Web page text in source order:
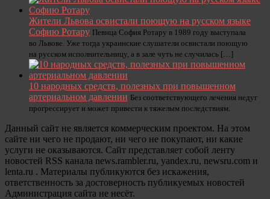
Жители Львова освистали поющую на русском языке
Софию Ротару Певица София Ротару в 1989 году выступала
во Львове. Уже тогда украинские слушатели освистали поющую
на русском исполнительницу, а в зале чуть не случилась […]
10 народных средств, полезных при повышенном
артериальном давлении Без соответствующего лечения недуг
прогрессирует и может привести к тяжелым последствиям.
Данный сайт не является коммерческим проектом. На этом
сайте ни чего не продают, ни чего не покупают, ни какие
услуги не оказываются. Сайт представляет собой ленту
новостей RSS канала news.rambler.ru, yandex.ru, newsru.com и
lenta.ru . Материалы публикуются без искажения,
ответственность за достоверность публикуемых новостей
Администрация сайта не несёт.